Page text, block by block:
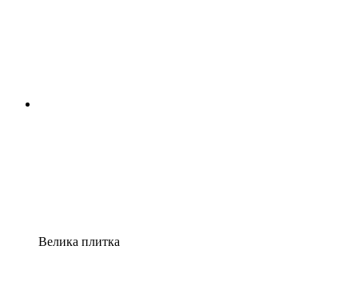
Велика плитка